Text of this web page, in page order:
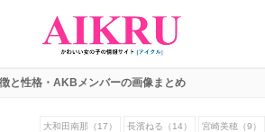
と性格・AKBメンバーの画像まとめ
大和田南那（17） 長濱ねる（14） 宮崎美穂（9）